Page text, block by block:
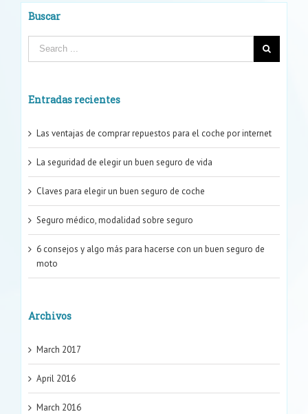
drive?
Buscar
Entradas recientes
Las ventajas de comprar repuestos para el coche por internet
La seguridad de elegir un buen seguro de vida
Claves para elegir un buen seguro de coche
Seguro médico, modalidad sobre seguro
6 consejos y algo más para hacerse con un buen seguro de
moto
Archivos
March 2017
April 2016
March 2016